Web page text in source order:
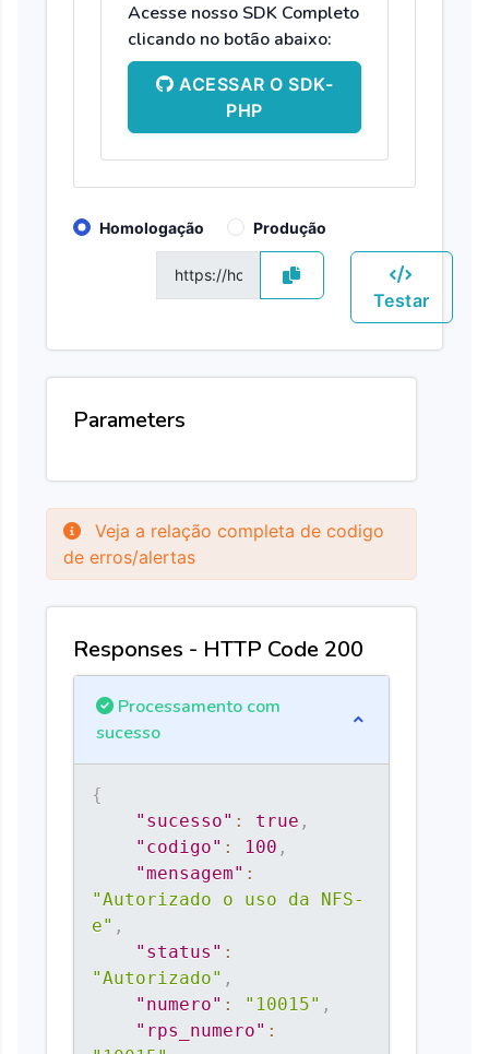
Acesse nosso SDK Completo
clicando no botão abaixo:
ACESSAR O SDK-
PHP
Homologação Produção
Testar
Parameters
Veja a relação completa de codigo
de erros/alertas
Responses - HTTP Code 200
Processamento com
sucesso
{
"sucesso" : true ,
"codigo" : 100 ,
"mensagem" :
"Autorizado o uso da NFS-
e" ,
"status" :
"Autorizado" ,
"numero" : "10015" ,
"rps_numero" :